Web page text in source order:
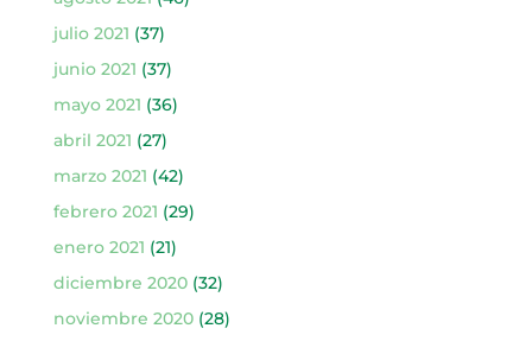
julio 2021 (37)
junio 2021 (37)
mayo 2021 (36)
abril 2021 (27)
marzo 2021 (42)
febrero 2021 (29)
enero 2021 (21)
diciembre 2020(32)
noviembre 2020(28)